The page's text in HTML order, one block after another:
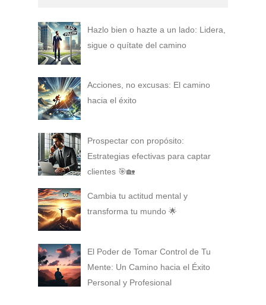
Hazlo bien o hazte a un lado: Lidera,
sigue o quítate del camino
Acciones, no excusas: El camino
hacia el éxito
Prospectar con propósito:
Estrategias efectivas para captar
clientes 🎯🏡
Cambia tu actitud mental y
transforma tu mundo 🌟
El Poder de Tomar Control de Tu
Mente: Un Camino hacia el Éxito
Personal y Profesional